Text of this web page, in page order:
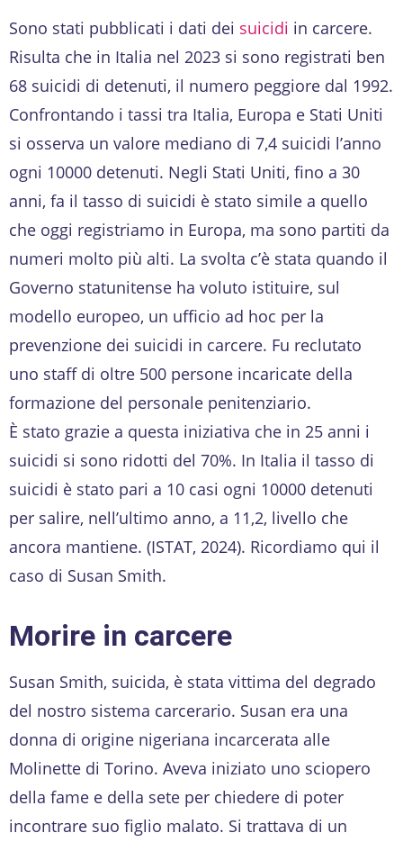
Sono stati pubblicati i dati dei suicidi in carcere.
Risulta che in Italia nel 2023 si sono registrati ben
68 suicidi di detenuti, il numero peggiore dal 1992.
Confrontando i tassi tra Italia, Europa e Stati Uniti
si osserva un valore mediano di 7,4 suicidi l’anno
ogni 10000 detenuti. Negli Stati Uniti, fino a 30
anni, fa il tasso di suicidi è stato simile a quello
che oggi registriamo in Europa, ma sono partiti da
numeri molto più alti. La svolta c’è stata quando il
Governo statunitense ha voluto istituire, sul
modello europeo, un ufficio ad hoc per la
prevenzione dei suicidi in carcere. Fu reclutato
uno staff di oltre 500 persone incaricate della
formazione del personale penitenziario.
È stato grazie a questa iniziativa che in 25 anni i
suicidi si sono ridotti del 70%. In Italia il tasso di
suicidi è stato pari a 10 casi ogni 10000 detenuti
per salire, nell’ultimo anno, a 11,2, livello che
ancora mantiene. (ISTAT, 2024). Ricordiamo qui il
caso di Susan Smith.
Morire in carcere
Susan Smith, suicida, è stata vittima del degrado
del nostro sistema carcerario. Susan era una
donna di origine nigeriana incarcerata alle
Molinette di Torino. Aveva iniziato uno sciopero
della fame e della sete per chiedere di poter
incontrare suo figlio malato. Si trattava di un